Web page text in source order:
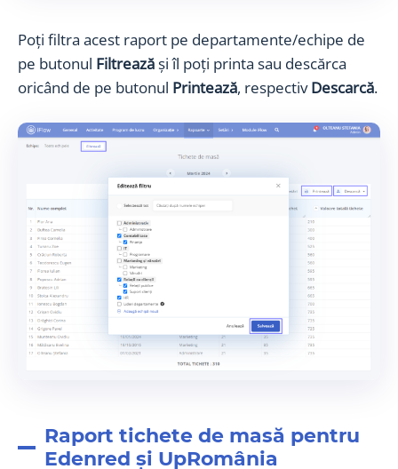
Poți filtra acest raport pe departamente/echipe de
pe butonul Filtreazăși îl poți printa sau descărca
oricând de pe butonul Printează, respectivDescarcă.
Raport tichete de masă pentru
Edenred și UpRomânia